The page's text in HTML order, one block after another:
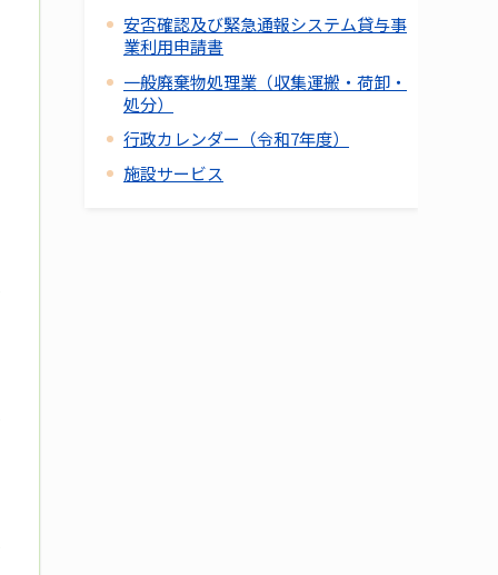
安否確認及び緊急通報システム貸与事
業利用申請書
一般廃棄物処理業（収集運搬・荷卸・
処分）
行政カレンダー（令和7年度）
施設サービス